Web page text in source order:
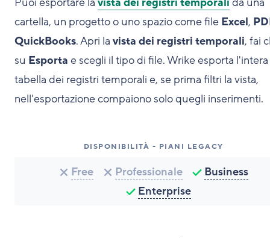
cartella, un progetto o uno spazio come file Excel,
QuickBooks. Apri la vista dei registri temporali, fai
su Esporta e scegli il tipo di file. Wrike esporta l'intera
tabella dei registri temporali e, se prima filtri la vista,
nell'esportazione compaiono solo quegli inserimenti.
DISPONIBILITÀ - PIANI LEGACY
Free Professionale
Business
Enterprise